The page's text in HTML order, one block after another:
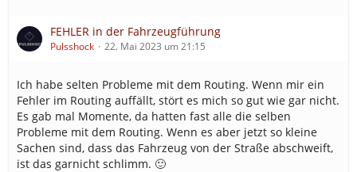
FEHLER in der Fahrzeugführung
Pulsshock 22. Mai 2023 um 21:15
Ich habe selten Probleme mit dem Routing. Wenn mir ein
Fehler im Routing auffällt, stört es mich so gut wie gar nicht.
Es gab mal Momente, da hatten fast alle die selben
Probleme mit dem Routing. Wenn es aber jetzt so kleine
Sachen sind, dass das Fahrzeug von der Straße abschweift,
ist das garnicht schlimm. 🙂